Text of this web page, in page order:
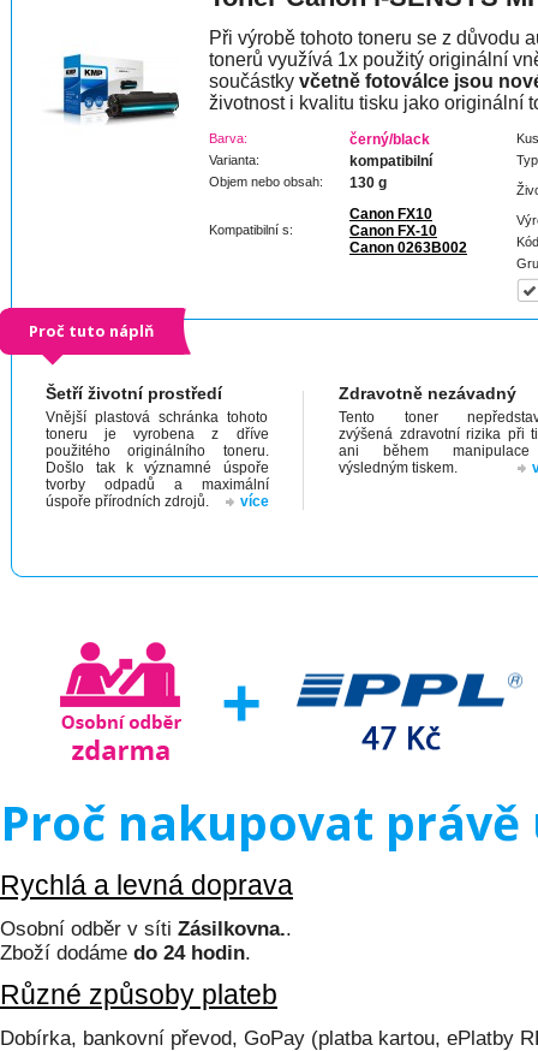
Při výrobě tohoto toneru se z důvodu
tonerů využívá 1x použitý originální
součástky včetně fotoválce jsou
životnost i kvalitu tisku jako originální
Barva: černý/black
Varianta: kompatibilní
Objem nebo obsah: 130 g
Kompatibilní s:
Canon FX10
Canon FX-10
Canon 0263B002
Proč tuto náplň
Šetří životní prostředí
Vnější plastová schránka tohoto
toneru je vyrobena z dříve
použitého originálního toneru.
Došlo tak k významné úspoře
tvorby odpadů a maximální
úspoře přírodních zdrojů.
více
Zdravotně nezávadný
Tento toner
zvýšená zdravotní rizika při
ani během
výsledným tiskem.
Proč nakupovat právě
Rychlá a levná doprava
Osobní odběr v síti Zásilkovna..
Zboží dodáme do 24 hodin.
Různé způsoby plateb
Dobírka, bankovní převod, GoPay (platba kartou, ePlatby